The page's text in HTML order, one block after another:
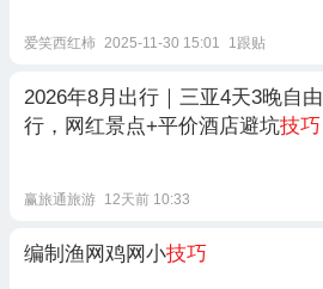
爱笑西红柿 2025-11-30 15:01 1跟贴
2026年8月出行｜三亚4天3晚自由
行，网红景点+平价酒店避坑技巧
赢旅通旅游 12天前 10:33
编制渔网鸡网小技巧